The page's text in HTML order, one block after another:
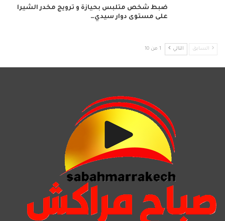
ضبط شخص متلبس بحيازة و ترويج مخدر الشيرا
على مستوى دوار سيدي…
السابق التالي 1 من 10